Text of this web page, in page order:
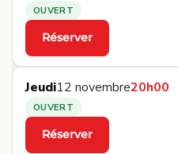
OUVERT
Réserver
·
Jeudi12 novembre20h00
OUVERT
Réserver
·